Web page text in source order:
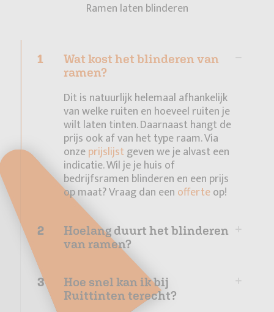
Ramen laten blinderen
1
Wat kost het blinderen van
ramen?
Dit is natuurlijk helemaal afhankelijk
van welke ruiten en hoeveel ruiten je
wilt laten tinten. Daarnaast hangt de
prijs ook af van het type raam. Via
onzeprijslijstgeven we je alvast een
indicatie. Wil je je huis of
bedrijfsramen blinderen en een prijs
op maat? Vraag dan een offerteop!
2
Hoelang duurt het blinderen
van ramen?
3
Hoe snel kan ik bij
Ruittinten terecht?